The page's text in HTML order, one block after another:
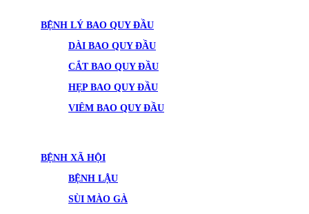
BỆNH LÝ BAO QUY ĐẦU
DÀI BAO QUY ĐẦU
CẮT BAO QUY ĐẦU
HẸP BAO QUY ĐẦU
VIÊM BAO QUY ĐẦU
BỆNH XÃ HỘI
BỆNH LẬU
SÙI MÀO GÀ